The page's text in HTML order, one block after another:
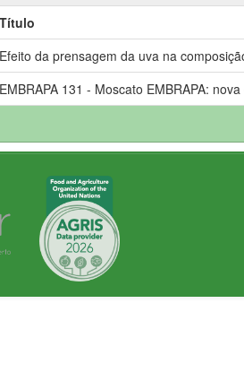
Título
Efeito da prensagem da uva na
EMBRAPA 131 - Moscato EMBRAPA: